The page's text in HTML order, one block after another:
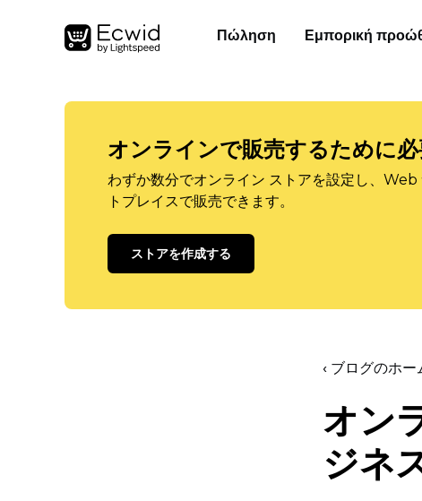
Πώληση Εμπορική
オンラインで販売するために
わずか数分でオンライン ストアを設定し、
トプレイスで販売できます。
ストアを作成する
‹ ブログのホ
オン
ジネ